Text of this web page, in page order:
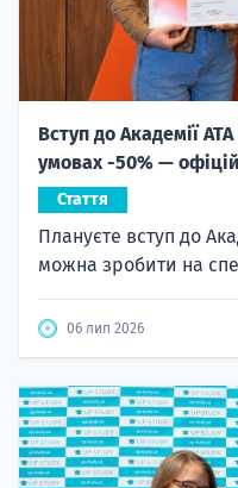
Вступ до Академії
умовах -50% —
Стаття
Плануєте вступ до
можна зробити на
06 лип 2026